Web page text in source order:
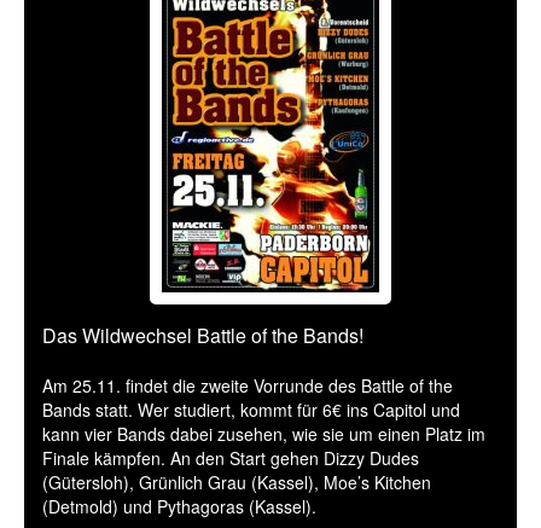
Das Wildwechsel Battle of the Bands!
Am 25.11. findet die zweite Vorrunde des Battle of the
Bands statt. Wer studiert, kommt für 6€ ins Capitol und
kann vier Bands dabei zusehen, wie sie um einen Platz im
Finale kämpfen. An den Start gehen Dizzy Dudes
(Gütersloh), Grünlich Grau (Kassel), Moe’s Kitchen
(Detmold) und Pythagoras (Kassel).